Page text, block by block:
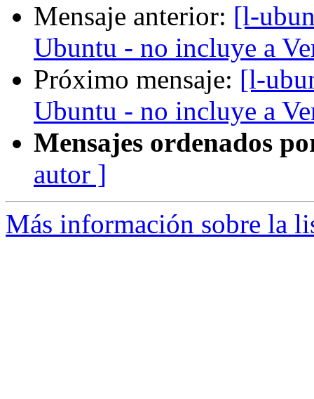
Mensaje anterior: [l-
Ubuntu - no incluye a
Próximo mensaje: [l-
Ubuntu - no incluye a
Mensajes ordenados
autor ]
Más información sobre la